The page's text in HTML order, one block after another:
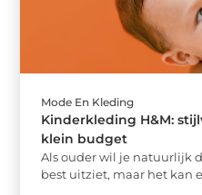
Mode En Kleding
Kinderkleding H&M:
klein budget
Als ouder wil je natuurlijk
best uitziet, maar het kan